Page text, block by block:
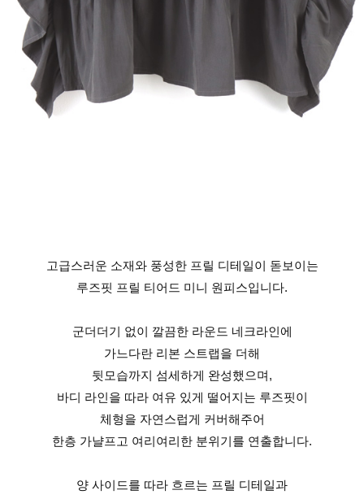
고급스러운 소재와 풍성한 프릴 디테일이 돋보이는
루즈핏 프릴 티어드 미니 원피스입니다.
군더더기 없이 깔끔한 라운드 네크라인에
가느다란 리본 스트랩을 더해
뒷모습까지 섬세하게 완성했으며,
바디 라인을 따라 여유 있게 떨어지는 루즈핏이
체형을 자연스럽게 커버해주어
한층 가냘프고 여리여리한 분위기를 연출합니다.
양 사이드를 따라 흐르는 프릴 디테일과